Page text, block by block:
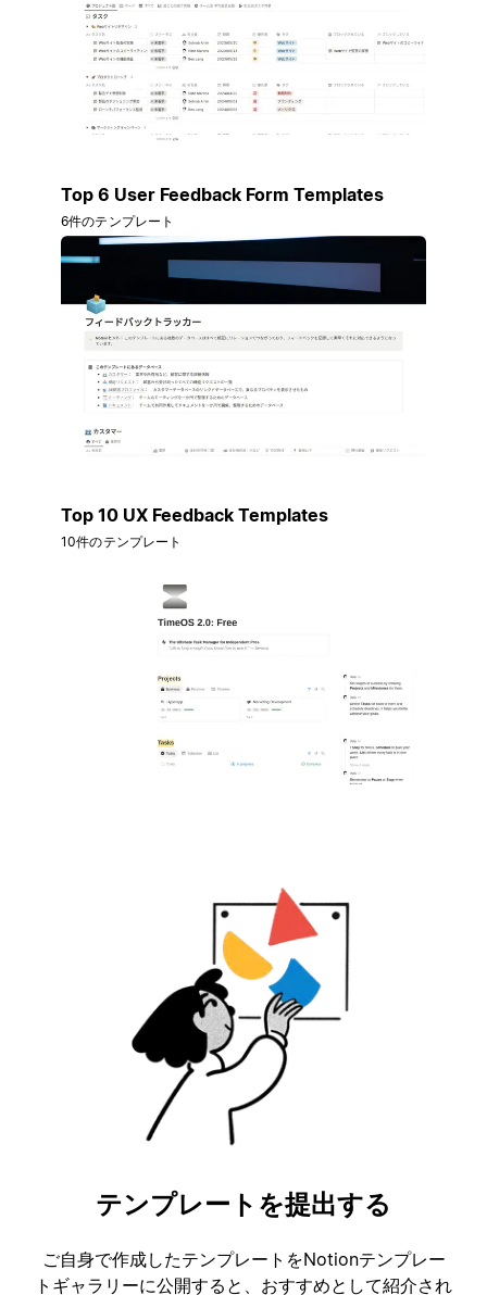
Top 6 User Feedback Form Templates
6件のテンプレート
Top 10 UX Feedback Templates
10件のテンプレート
テンプレートを提出する
ご自身で作成したテンプレートをNotionテンプレー
トギャラリーに公開すると、おすすめとして紹介され